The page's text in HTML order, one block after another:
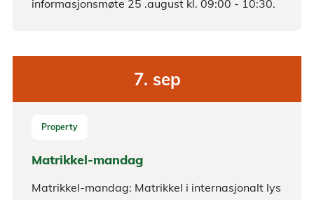
informasjonsmøte 25 .august kl. 09:00 - 10:30.
7. sep
Property
Matrikkel-mandag
Matrikkel-mandag: Matrikkel i internasjonalt lys